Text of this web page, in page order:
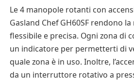
Le 4 manopole rotanti con
Gasland Chef GH60SF rendono
flessibile e precisa. Ogni zona di
un indicatore per permetterti di
quale zona è in uso. Inoltre,
da un interruttore rotativo a